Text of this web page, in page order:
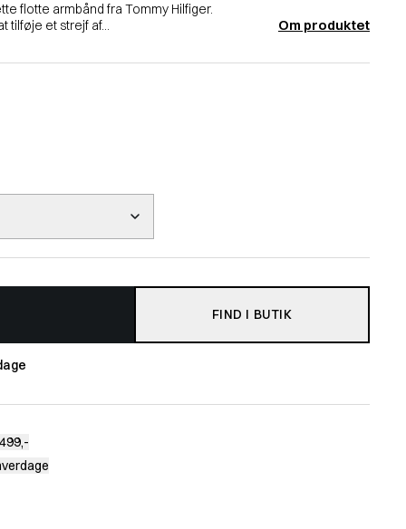
flotte armbånd fra Tommy Hilfiger.
tilføje et strejf af...
Om produktet
FIND I BUTIK